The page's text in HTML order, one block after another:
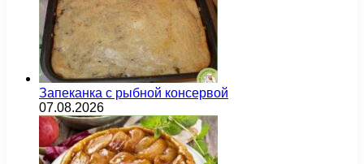
Запеканка с рыбной консервой
07.08.2026